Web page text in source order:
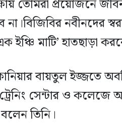
তোমরা প্রয়োজনে
নবীনদের
মাটি’ হাতছাড়া
বায়তুল ইজ্জতে
ট্রেনিং সেন্টার ও
তিনি।